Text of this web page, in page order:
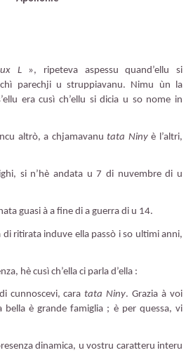
L», ripeteva aspessu quand’ellu si
parechji u struppiavanu. Nimu ùn la
era cusì ch’ellu si dicia u so nome in
altrò, a chjamavanutata Ninyè l’altri,
si n’hè andata u 7 di nuvembre di u
guasi à a fine di a guerra di u 14.
di ritirata induve ella passò i so ultimi anni,
hè cusì ch’ella ci parla d’ella :
cunnoscevi, caratata Niny. Grazia à voi
è grande famiglia ; è per quessa, vi
dinamica, u vostru caratteru interu